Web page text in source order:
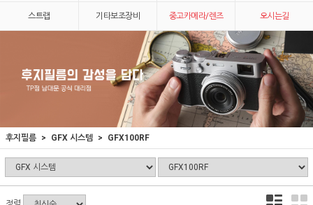
스트랩 기타보조장비 중고카메라/렌즈 오시는길
후지필름 GFX 시스템 GFX100RF